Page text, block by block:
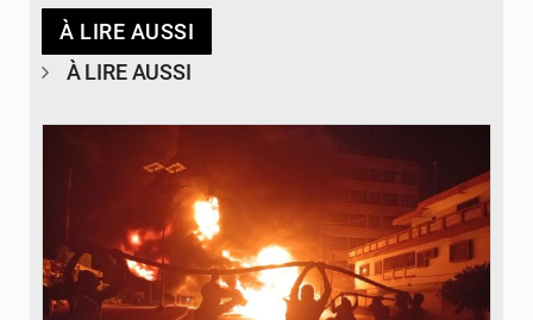
À LIRE AUSSI
À LIRE AUSSI